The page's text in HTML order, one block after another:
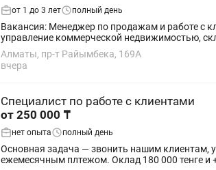
от 1 до 3 лет полный день
Вакансия: Менеджер по продажам и работе с клиентами
управление коммерческой недвижимостью,
Алматы, пр-т Райымбека, 169А
вчера
Специалист по работе с клиентами
от 250 000 ₸
нет опыта полный день
Основная задача — звонить нашим клиентам,
ежемесячным плтежом. Оклад 180